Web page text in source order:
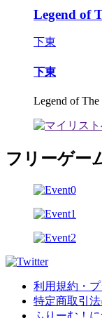
Legend of
下東
下東
Legend of The
フリーゲー
利用規約・
特定商取引
ふりーむ！